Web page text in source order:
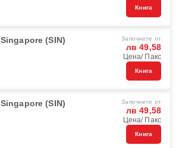
Книга
Singapore (SIN) Започнете от
лв 49,58
Цена/ Пакс
Книга
Singapore (SIN) Започнете от
лв 49,58
Цена/ Пакс
Книга